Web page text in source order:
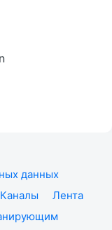
данных
Каналы
Лента